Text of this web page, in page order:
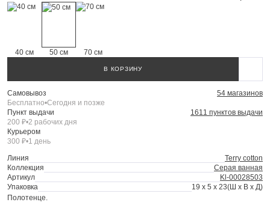
40 см 50 см 70 см
В КОРЗИНУ
Самовывоз
54 магазинов
Бесплатно•Сегодня и позже
Пункт выдачи
1611 пунктов выдачи
200 ₽•2 рабочих дня
Курьером
300 ₽•1 день
Линия
Terry cotton
Коллекция
Серая ванная
Артикул
Kl-00028503
Упаковка
19 x 5 x 23(Ш x В x Д)
Полотенце.